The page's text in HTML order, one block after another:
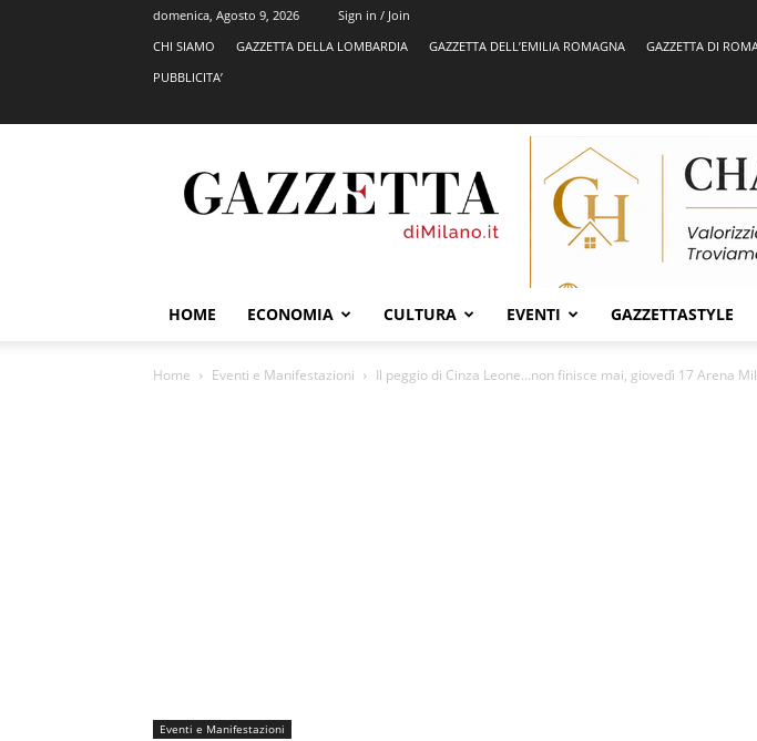
domenica, Agosto 9, 2026
Sign in / Join
CHI SIAMO
GAZZETTA DELLA LOMBARDIA GAZZETTA DELL’EMILIA ROMAGNA GAZZETTA DI
PUBBLICITA’
HOME ECONOMIA CULTURA EVENTI GAZZETTASTYLE
Home Eventi e Manifestazioni Il peggio di Cinza Leone…non finisce mai, giovedì 17 Arena
Eventi e Manifestazioni